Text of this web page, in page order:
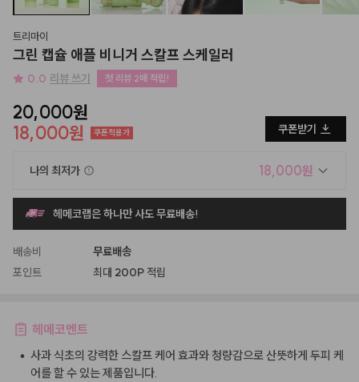
트리마이
그린 캡슐 애플 비니거 스칼프 스케일러
0.0 리뷰 쓰기 첫 리뷰 2배 적립!
20,000원
18,000원
쿠폰적용가 쿠폰받기
나의 최저가 18,000원
헤메코랩은 하나만 사도 무료배송!
배송비
무료배송
포인트
최대 200P 적립
헤메코멘트
• 사과 식초의 강력한 스칼프 케어 효과와 청량감으로 산뜻하게 두피 케
어를 할 수 있는 제품입니다.